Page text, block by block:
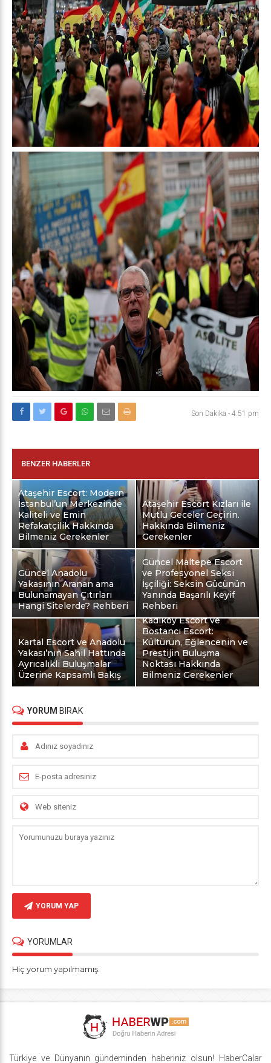
Son Dakika - 4:51 pm
BENZER HABERLER
Ataşehir Escort: Modern
İstanbul’un Merkezinde
Kaliteli ve Emin
Refakatçilik Hakkında
Bilmeniz Gerekenler
Ataşehir Escort Kızları ile
Mutlu Geceler Geçirin.
Hakkında Bilmeniz
Gerekenler
Güncel Anadolu
Yakasının Aranan ama
Bulunamayan Çıtırları
Hangi Sitelerde? Rehberi
Güncel Maltepe Escort
ve Profesyonel Seksi
İşçiliği: Seksin Gücünün
Yanında Başarılı Keyif
Rehberi
Kartal Escort ve Anadolu
Yakası’nın Sahil Hattında
Ayrıcalıklı Buluşmalar
Üzerine Kapsamlı Bakış
Kadıköy Escort ve
Bostancı Escort:
Kültürün, Eğlencenin ve
Prestijin Buluşma
Noktası Hakkında
Bilmeniz Gerekenler
YORUM BIRAK
YORUM YAP
YORUMLAR
Hiç yorum yapılmamış.
Türkiye ve Dünyanın gündeminden haberiniz olsun! HaberCalar